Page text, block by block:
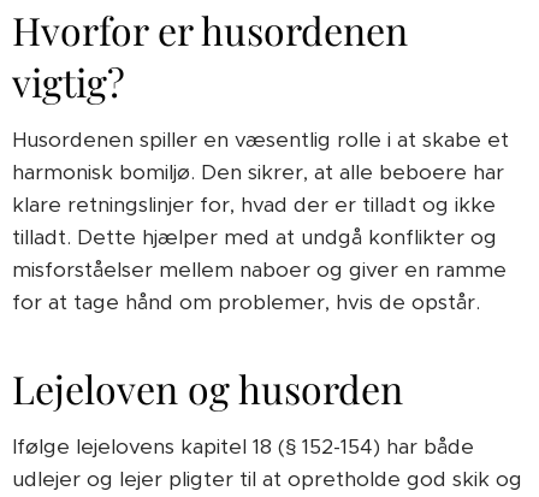
Hvorfor er husordenen
vigtig?
Husordenen spiller en væsentlig rolle i at skabe et
harmonisk bomiljø. Den sikrer, at alle beboere har
klare retningslinjer for, hvad der er tilladt og ikke
tilladt. Dette hjælper med at undgå konflikter og
misforståelser mellem naboer og giver en ramme
for at tage hånd om problemer, hvis de opstår.
Lejeloven og husorden
Ifølge lejelovens kapitel 18 (§ 152-154) har både
udlejer og lejer pligter til at opretholde god skik og